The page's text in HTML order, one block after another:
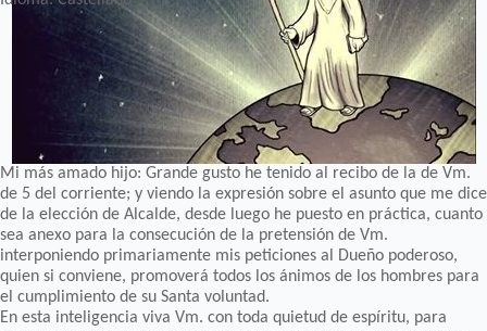
Mi más amado hijo: Grande gusto he tenido al recibo de la de Vm.
de 5 del corriente; y viendo la expresión sobre el asunto que me dice
de la elección de Alcalde, desde luego he puesto en práctica, cuanto
sea anexo para la consecución de la pretensión de Vm.
interponiendo primariamente mis peticiones al Dueño poderoso,
quien si conviene, promoverá todos los ánimos de los hombres para
el cumplimiento de su Santa voluntad.
En esta inteligencia viva Vm. con toda quietud de espíritu, para